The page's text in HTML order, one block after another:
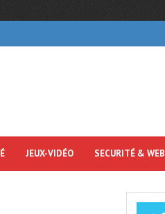
JEUX-VIDÉO SECURITÉ & WEB